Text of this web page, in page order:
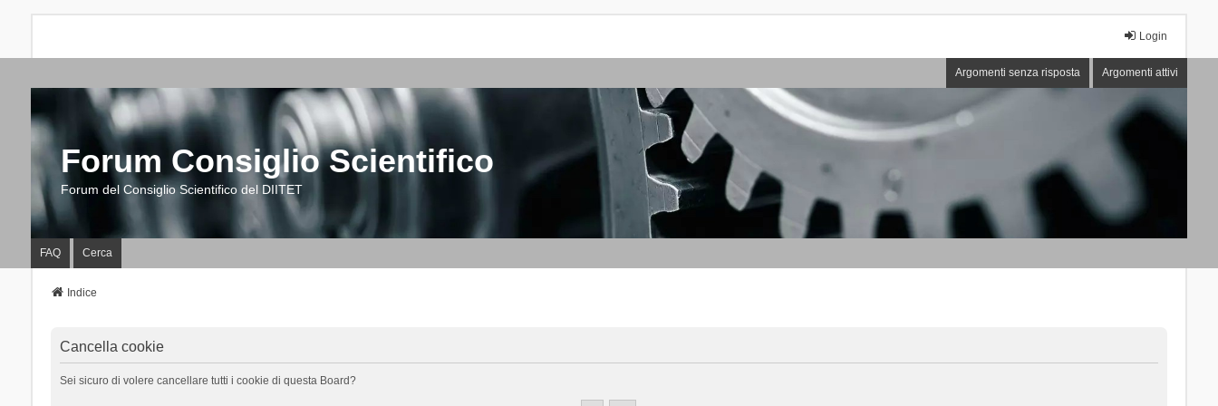
Login
Argomenti senza risposta Argomenti attivi
Forum Consiglio Scientifico
Forum del Consiglio Scientifico del DIITET
FAQ Cerca
Indice
Cancella cookie
Sei sicuro di volere cancellare tutti i cookie di questa Board?